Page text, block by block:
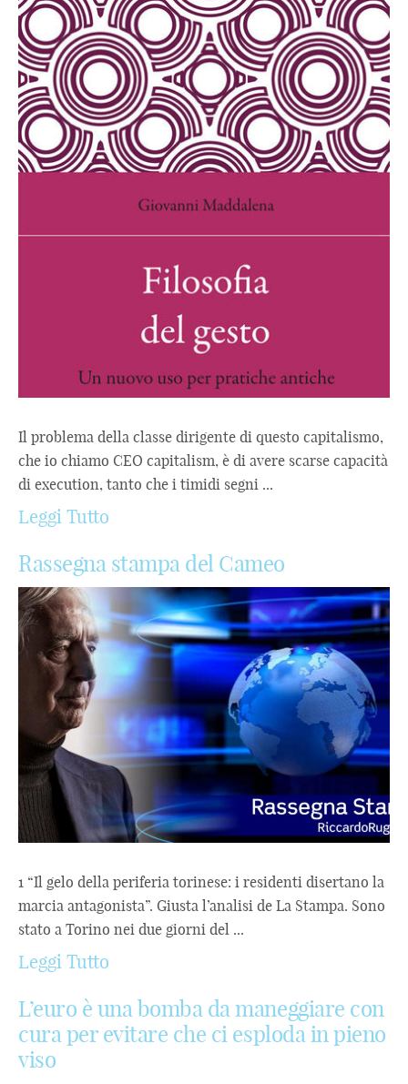
Il problema della classe dirigente di questo capitalismo,
che io chiamo CEO capitalism, è di avere scarse capacità
di execution, tanto che i timidi segni ...
Leggi Tutto
Rassegna stampa del Cameo
1 “Il gelo della periferia torinese: i residenti disertano la
marcia antagonista”. Giusta l’analisi de La Stampa. Sono
stato a Torino nei due giorni del ...
Leggi Tutto
L’euro è una bomba da maneggiare con
cura per evitare che ci esploda in pieno
viso